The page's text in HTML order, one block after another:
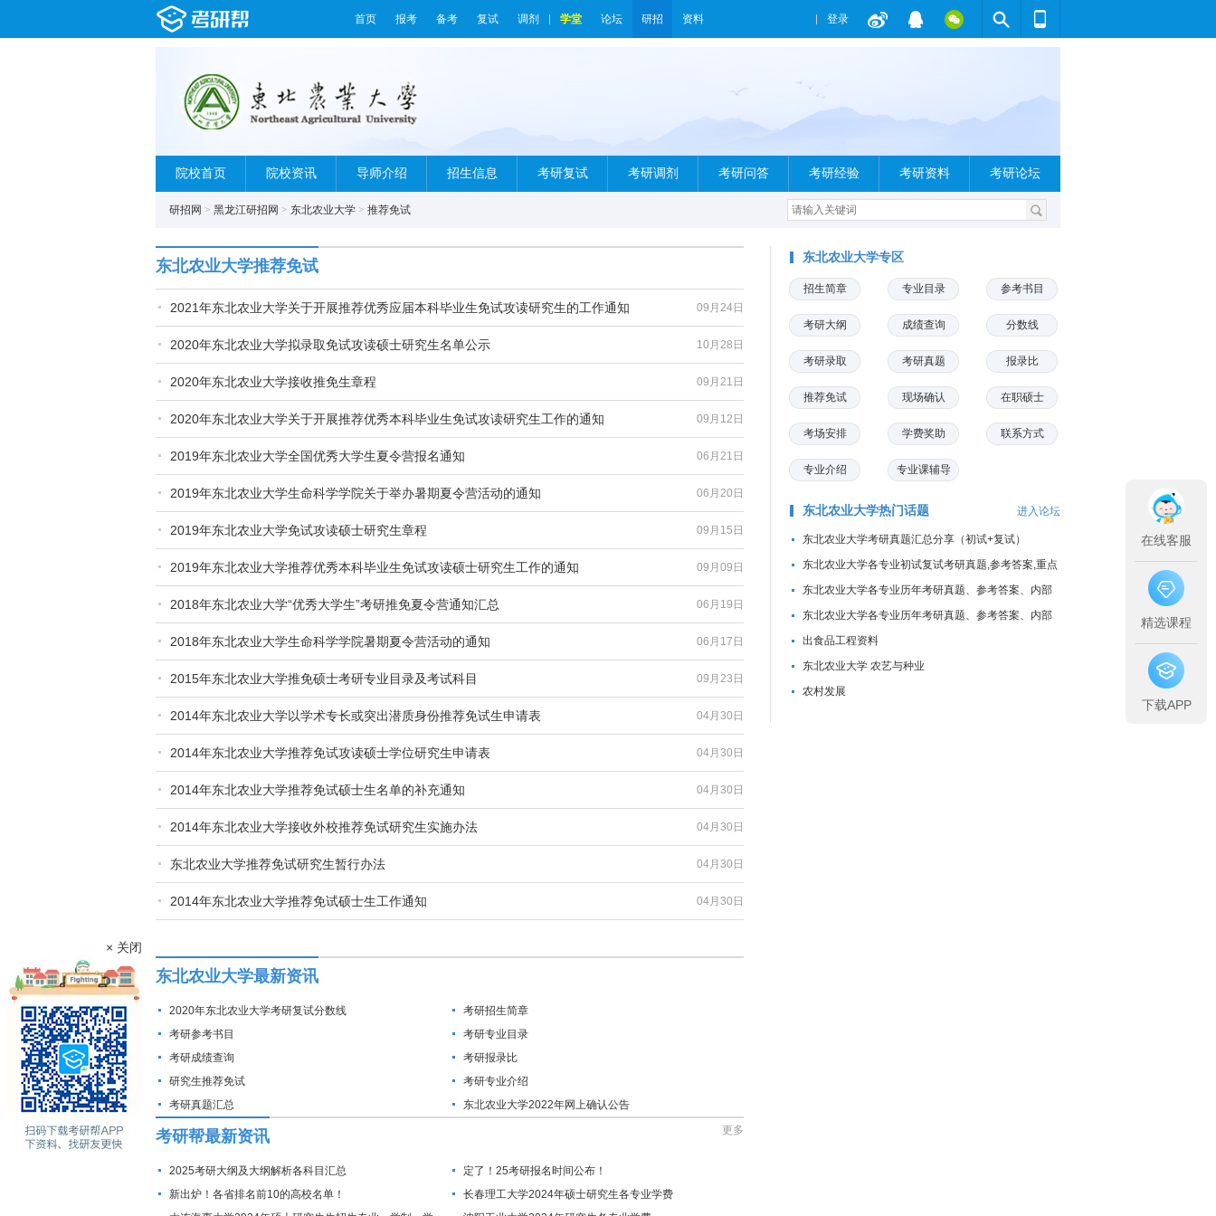
首页 报考 备考 复试 调剂 学堂 论坛 研招 资料 登录
院校首页 院校资讯 导师介绍 招生信息 考研复试 考研调剂 考研问答 考研经验 考研资料 考研论坛
研招网 > 黑龙江研招网 > 东北农业大学 > 推荐免试
东北农业大学推荐免试
09月24日
2021年东北农业大学关于开展推荐优秀应届本科毕业生免试攻读研究生的工作通知
10月28日
2020年东北农业大学拟录取免试攻读硕士研究生名单公示
09月21日
2020年东北农业大学接收推免生章程
09月12日
2020年东北农业大学关于开展推荐优秀本科毕业生免试攻读研究生工作的通知
06月21日
2019年东北农业大学全国优秀大学生夏令营报名通知
06月20日
2019年东北农业大学生命科学学院关于举办暑期夏令营活动的通知
09月15日
2019年东北农业大学免试攻读硕士研究生章程
09月09日
2019年东北农业大学推荐优秀本科毕业生免试攻读硕士研究生工作的通知
06月19日
2018年东北农业大学“优秀大学生”考研推免夏令营通知汇总
06月17日
2018年东北农业大学生命科学学院暑期夏令营活动的通知
09月23日
2015年东北农业大学推免硕士考研专业目录及考试科目
04月30日
2014年东北农业大学以学术专长或突出潜质身份推荐免试生申请表
04月30日
2014年东北农业大学推荐免试攻读硕士学位研究生申请表
04月30日
2014年东北农业大学推荐免试硕士生名单的补充通知
04月30日
2014年东北农业大学接收外校推荐免试研究生实施办法
04月30日
东北农业大学推荐免试研究生暂行办法
04月30日
2014年东北农业大学推荐免试硕士生工作通知
东北农业大学最新资讯
2020年东北农业大学考研复试分数线
考研招生简章
考研参考书目
考研专业目录
考研成绩查询
考研报录比
研究生推荐免试
考研专业介绍
考研真题汇总
东北农业大学2022年网上确认公告
考研帮最新资讯 更多
2025考研大纲及大纲解析各科目汇总
定了！25考研报名时间公布！
新出炉！各省排名前10的高校名单！
长春理工大学2024年硕士研究生各专业学费
东北农业大学专区
招生简章 专业目录 参考书目
考研大纲 成绩查询 分数线
考研录取 考研真题 报录比
推荐免试 现场确认 在职硕士
考场安排 学费奖助 联系方式
专业介绍 专业课辅导
东北农业大学热门话题 进入论坛
东北农业大学考研真题汇总分享（初试+复试）
东北农业大学各专业初试复试考研真题,参考答案,重点
范围
东北农业大学各专业历年考研真题、参考答案、内部
笔记
东北农业大学各专业历年考研真题、参考答案、内部
笔记
出食品工程资料
东北农业大学 农艺与种业
农村发展
× 关闭
在线客服
精选课程
下载APP